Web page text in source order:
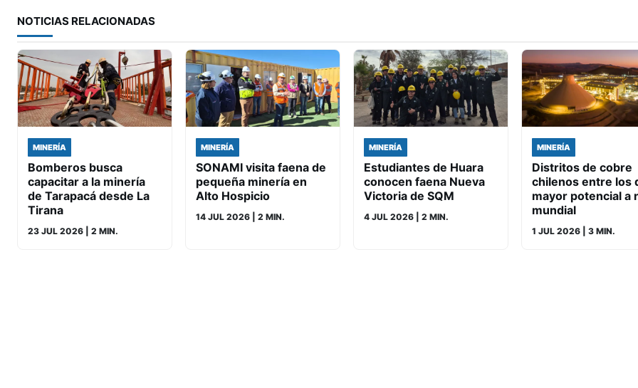
NOTICIAS RELACIONADAS
MINERÍA
Bomberos busca
capacitar a la minería
de Tarapacá desde La
Tirana
23 JUL 2026 | 2 MIN.
MINERÍA
SONAMI visita faena de
pequeña minería en
Alto Hospicio
14 JUL 2026 | 2 MIN.
MINERÍA
Estudiantes de Huara
conocen faena Nueva
Victoria de SQM
4 JUL 2026 | 2 MIN.
MINERÍA
Distritos de cobre
chilenos entre los
mayor potencial a
mundial
1 JUL 2026 | 3 MIN.